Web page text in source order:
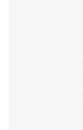
Обливное